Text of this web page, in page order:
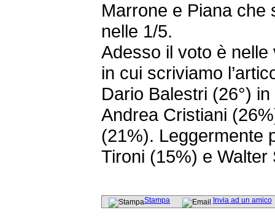
Marrone e Piana che
nelle 1/5.
Adesso il voto è
in cui scriviamo
Dario Balestri (26°)
Andrea Cristiani
(21%). Leggermente
Tironi (15%) e
Stampa Invia ad un amico